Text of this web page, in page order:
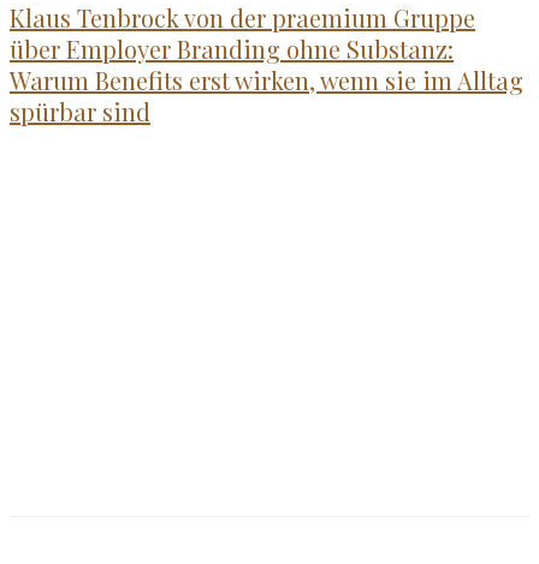
Klaus Tenbrock von der praemium Gruppe
über Employer Branding ohne Substanz:
Warum Benefits erst wirken, wenn sie im Alltag
spürbar sind